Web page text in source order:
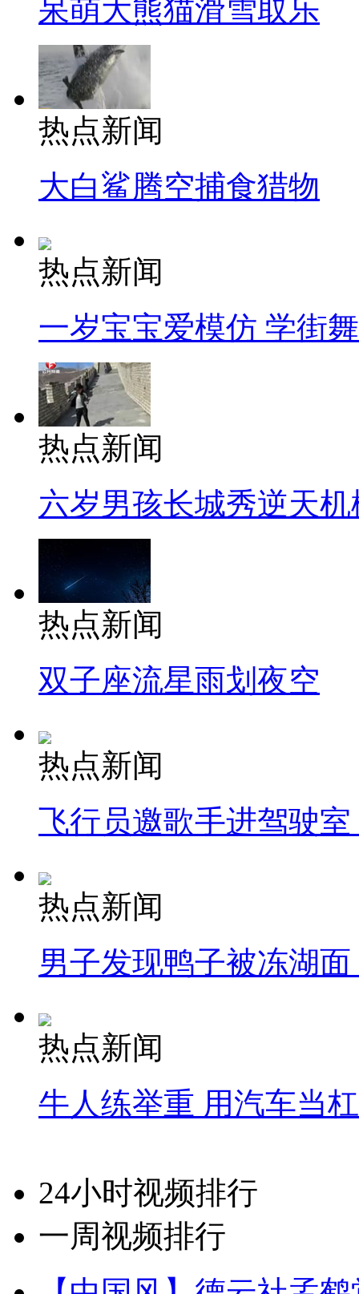
呆萌大熊猫滑雪取乐
热点新闻
大白鲨腾空捕食猎物
热点新闻
一岁宝宝爱模仿 学街
热点新闻
六岁男孩长城秀逆天机
热点新闻
双子座流星雨划夜空
热点新闻
飞行员邀歌手进驾驶
热点新闻
男子发现鸭子被冻湖
热点新闻
牛人练举重 用汽车当
24小时视频排行
一周视频排行